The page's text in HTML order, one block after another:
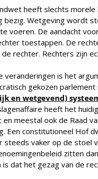
heeft slechts
bezig. Wetgeving wordt
voeren. De aandacht
toestappen. De
rechter. Rechters zijn
veranderingen is het
gekozen parlement
en wetgevend)
heeft het
en meestal ook de Raad
Een constitutioneel Hof
steeds vaker op de stoel
zitten
is dat het gezag van de